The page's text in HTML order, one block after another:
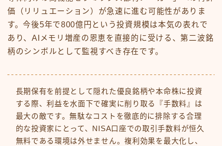
価（リリュエーション）が急速に進む可能性がありま
す。今後5年で800億円という投資規模は本気の表れで
あり、AIメモリ増産の恩恵を直接的に受ける、第二波銘
柄のシンボルとして監視すべき存在です。
長期保有を前提として隠れた優良銘柄や本命株に投資
する際、利益を水面下で確実に削り取る『手数料』は
最大の敵です。無駄なコストを徹底的に排除する合理
的な投資家にとって、NISA口座での取引手数料が恒久
無料である環境は外せません。複利効果を最大化し、